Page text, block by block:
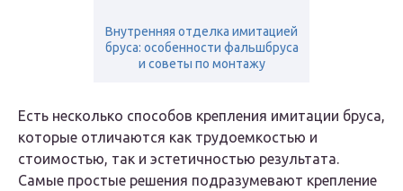
Внутренняя отделка имитацией
бруса: особенности фальшбруса
и советы по монтажу
Есть несколько способов крепления имитации бруса,
которые отличаются как трудоемкостью и
стоимостью, так и эстетичностью результата.
Самые простые решения подразумевают крепление